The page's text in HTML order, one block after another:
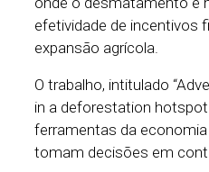
efetividade de incentivos
expansão agrícola.
O trabalho, intitulado
in a deforestation hotspot
ferramentas da
tomam decisões em